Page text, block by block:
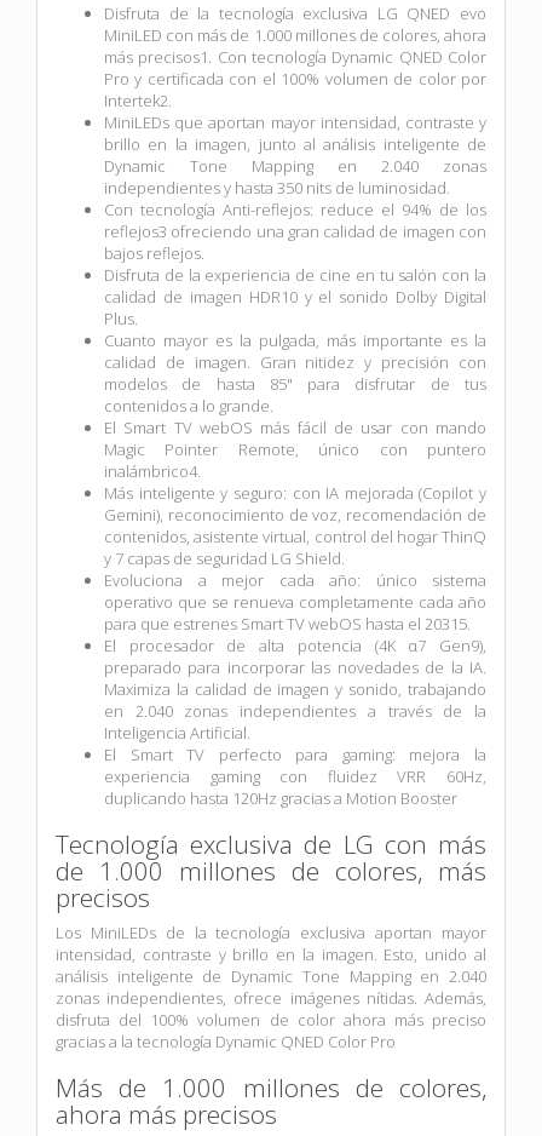
Disfruta de la tecnología exclusiva LG QNED evo
MiniLED con más de 1.000 millones de colores, ahora
más precisos1. Con tecnología Dynamic QNED Color
Pro y certificada con el 100% volumen de color por
Intertek2.
MiniLEDs que aportan mayor intensidad, contraste y
brillo en la imagen, junto al análisis inteligente de
Dynamic Tone Mapping en 2.040 zonas
independientes y hasta 350 nits de luminosidad.
Con tecnología Anti-reflejos: reduce el 94% de los
reflejos3 ofreciendo una gran calidad de imagen con
bajos reflejos.
Disfruta de la experiencia de cine en tu salón con la
calidad de imagen HDR10 y el sonido Dolby Digital
Plus.
Cuanto mayor es la pulgada, más importante es la
calidad de imagen. Gran nitidez y precisión con
modelos de hasta 85" para disfrutar de tus
contenidos a lo grande.
El Smart TV webOS más fácil de usar con mando
Magic Pointer Remote, único con puntero
inalámbrico4.
Más inteligente y seguro: con IA mejorada (Copilot y
Gemini), reconocimiento de voz, recomendación de
contenidos, asistente virtual, control del hogar ThinQ
y 7 capas de seguridad LG Shield.
Evoluciona a mejor cada año: único sistema
operativo que se renueva completamente cada año
para que estrenes Smart TV webOS hasta el 20315.
El procesador de alta potencia (4K α7 Gen9),
preparado para incorporar las novedades de la IA.
Maximiza la calidad de imagen y sonido, trabajando
en 2.040 zonas independientes a través de la
Inteligencia Artificial.
El Smart TV perfecto para gaming: mejora la
experiencia gaming con fluidez VRR 60Hz,
duplicando hasta 120Hz gracias a Motion Booster
Tecnología exclusiva de LG con más
de 1.000 millones de colores, más
precisos
Los MiniLEDs de la tecnología exclusiva aportan mayor
intensidad, contraste y brillo en la imagen. Esto, unido al
análisis inteligente de Dynamic Tone Mapping en 2.040
zonas independientes, ofrece imágenes nítidas. Además,
disfruta del 100% volumen de color ahora más preciso
gracias a la tecnología Dynamic QNED Color Pro
Más de 1.000 millones de colores,
ahora más precisos